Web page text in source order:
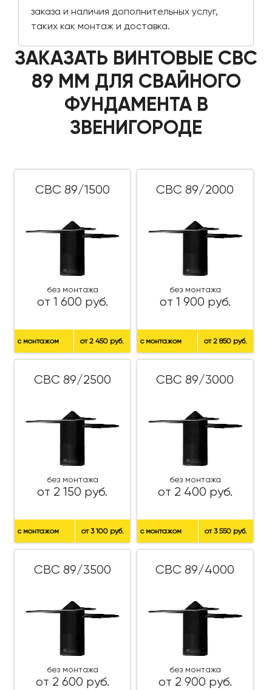
заказа и наличия дополнительных услуг,
таких как монтаж и доставка.
ЗАКАЗАТЬ ВИНТОВЫЕ СВС
89 ММ ДЛЯ СВАЙНОГО
ФУНДАМЕНТА В
ЗВЕНИГОРОДЕ
СВС 89/1500
без монтажа
от 1 600 руб.
с монтажом от 2 450 руб.
СВС 89/2000
без монтажа
от 1 900 руб.
с монтажом от 2 850 руб.
СВС 89/2500
без монтажа
от 2 150 руб.
с монтажом от 3 100 руб.
СВС 89/3000
без монтажа
от 2 400 руб.
с монтажом от 3 550 руб.
СВС 89/3500
без монтажа
от 2 600 руб.
СВС 89/4000
без монтажа
от 2 900 руб.